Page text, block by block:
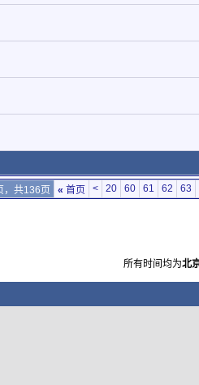
，共136页 « 首页 < 20 60 61 62 63
所有时间均为北